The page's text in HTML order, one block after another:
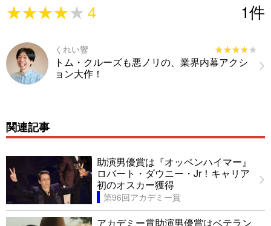
★★★★★
★★★★★4 1件
くれい響 ★★★★★
★★★★★
トム・クルーズも悪ノリの、業界内幕アクシ
ョン大作！
関連記事
助演男優賞は『オッペンハイマー』
ロバート・ダウニー・Jr！キャリア
初のオスカー獲得
第96回アカデミー賞
アカデミー賞助演男優賞はベテラン